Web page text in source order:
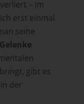
– im
erst einmal
seine
Gelenke
gibt es
der